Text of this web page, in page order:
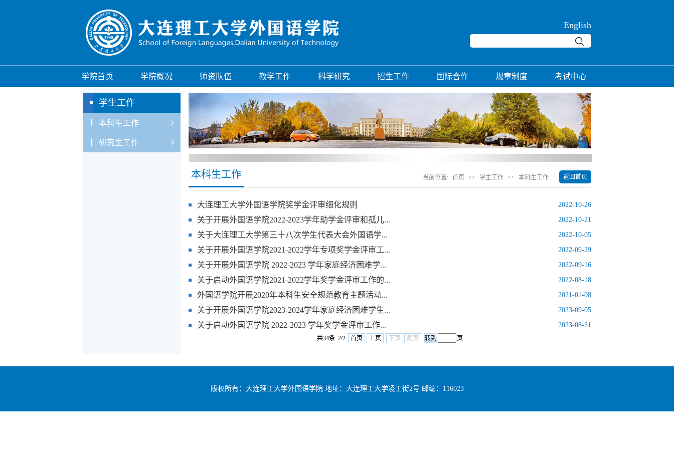
English
学院首页 学院概况 师资队伍 教学工作 科学研究 招生工作 国际合作 规章制度 考试中心
学生工作
本科生工作
研究生工作
本科生工作 当前位置: 首页 >> 学生工作 >> 本科生工作 返回首页
大连理工大学外国语学院奖学金评审细化规则 2022-10-26
关于开展外国语学院2022-2023学年助学金评审和孤儿... 2022-10-21
关于大连理工大学第三十八次学生代表大会外国语学... 2022-10-05
关于开展外国语学院2021-2022学年专项奖学金评审工... 2022-09-29
关于开展外国语学院 2022-2023 学年家庭经济困难学... 2022-09-16
关于启动外国语学院2021-2022学年奖学金评审工作的... 2022-08-18
外国语学院开展2020年本科生安全规范教育主题活动... 2021-01-08
关于开展外国语学院2023-2024学年家庭经济困难学生... 2023-09-05
关于启动外国语学院 2022-2023 学年奖学金评审工作... 2023-08-31
共34条 2/2 首页 上页 下页 尾页 页
版权所有：大连理工大学外国语学院 地址：大连理工大学凌工街2号 邮编：116023